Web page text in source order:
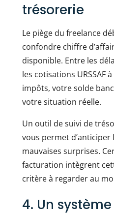
trésorerie
Le piège du freelance
confondre chiffre
disponible. Entre les
les cotisations URSSAF
impôts, votre solde
votre situation réelle.
Un outil de suivi de
vous permet d’anticiper
mauvaises surprises.
facturation intègrent
critère à regarder au
4. Un